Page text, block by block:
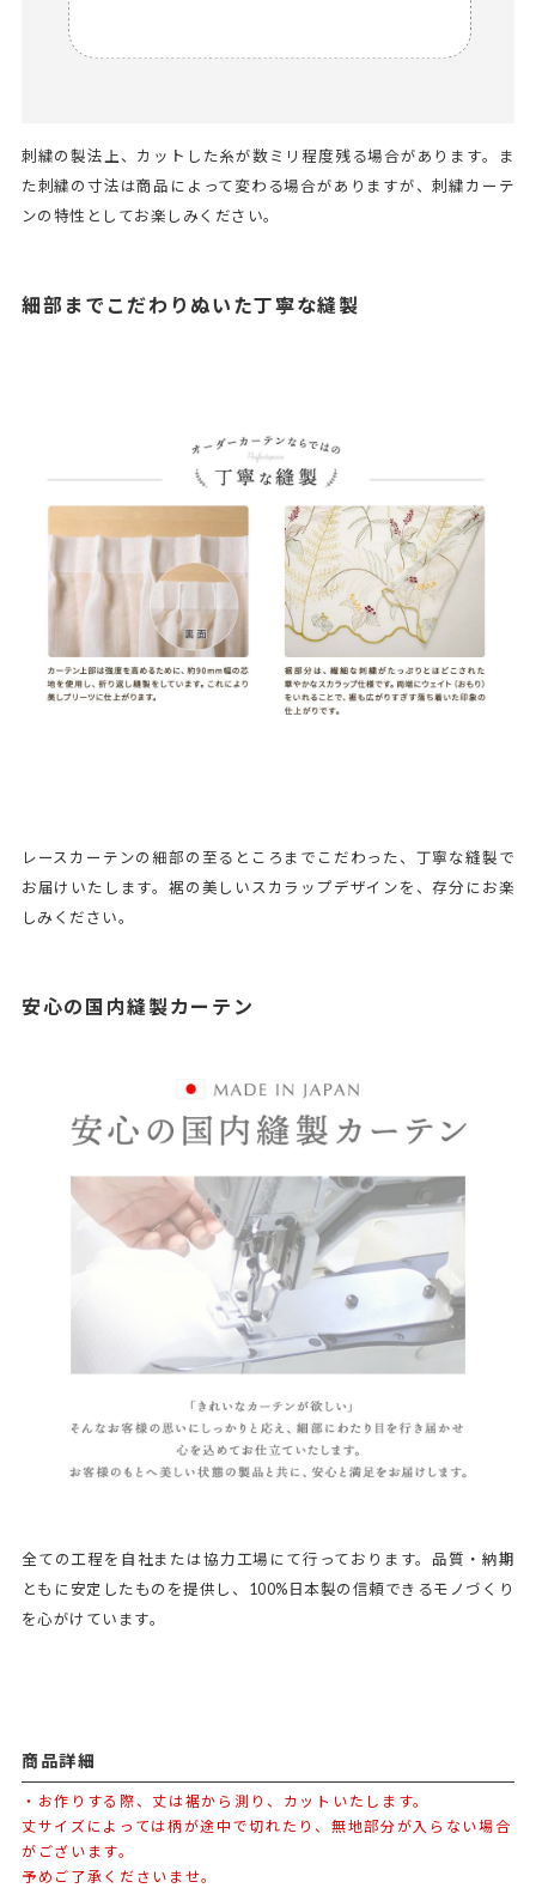
刺繍の製法上、カットした糸が数ミリ程度残る場合があります。ま
た刺繍の寸法は商品によって変わる場合がありますが、刺繍カーテ
ンの特性としてお楽しみください。
細部までこだわりぬいた丁寧な縫製
レースカーテンの細部の至るところまでこだわった、丁寧な縫製で
お届けいたします。裾の美しいスカラップデザインを、存分にお楽
しみください。
安心の国内縫製カーテン
全ての工程を自社または協力工場にて行っております。品質・納期
ともに安定したものを提供し、100%日本製の信頼できるモノづくり
を心がけています。
商品詳細
・お作りする際、丈は裾から測り、カットいたします。
丈サイズによっては柄が途中で切れたり、無地部分が入らない場合
がございます。
予めご了承くださいませ。